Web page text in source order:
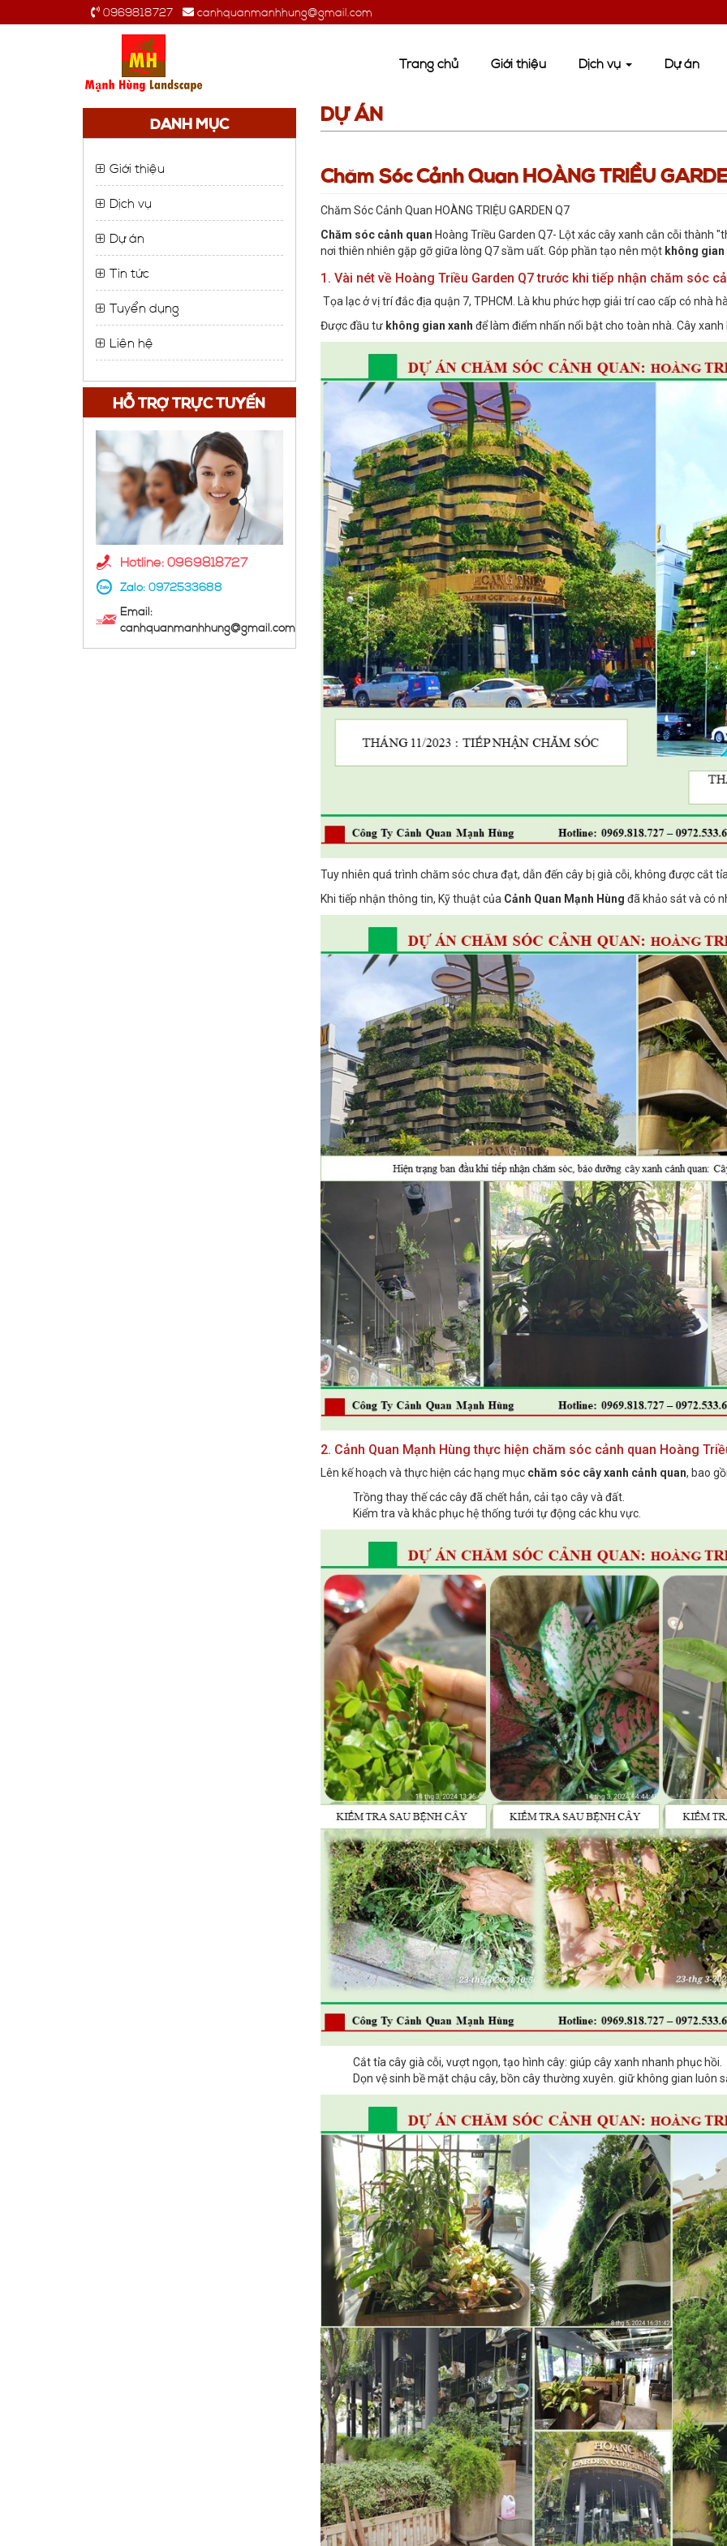
0969818727 canhquanmanhhung@gmail.com
Trang chủ Giới thiệu Dịch vụ Dự án
DANH MỤC
Giới thiệu
Dịch vụ
Dự án
Tin tức
Tuyển dụng
Liên hệ
HỖ TRỢ TRỰC TUYẾN
Hotline: 0969818727
Zalo:0972533688
Email:
canhquanmanhhung@gmail.com
DỰ ÁN
Chăm Sóc Cảnh Quan HOÀNG TRIỀU
Chăm Sóc Cảnh Quan HOÀNG TRIỆU GARDEN Q7
Chăm sóc cảnh quan Hoàng Triều Garden Q7- Lột xác cây xanh cằn cỗi thành
nơi thiên nhiên gặp gỡ giữa lòng Q7 sầm uất. Góp phần tạo nên một không
1. Vài nét về Hoàng Triều Garden Q7 trước khi tiếp nhận chăm sóc
Tọa lạc ở vị trí đắc địa quận 7, TPHCM. Là khu phức hợp giải trí cao cấp có nhà
Được đầu tư không gian xanh để làm điểm nhấn nổi bật cho toàn nhà. Cây
Tuy nhiên quá trình chăm sóc chưa đạt, dẫn đến cây bị già cỗi, không được cắt
Khi tiếp nhận thông tin, Kỹ thuật của Cảnh Quan Mạnh Hùng đã khảo sát và có
2. Cảnh Quan Mạnh Hùng thực hiện chăm sóc cảnh quan Hoàng
Lên kế hoạch và thực hiện các hạng mụcchăm sóc cây xanh cảnh quan, bao
Trồng thay thế các cây đã chết hẳn, cải tạo cây và đất.
Kiểm tra và khắc phục hệ thống tưới tự động các khu vực.
Cắt tỉa cây già cỗi, vượt ngọn, tạo hình cây: giúp cây xanh nhanh phục hồi.
Dọn vệ sinh bề mặt chậu cây, bồn cây thường xuyên. giữ không gian